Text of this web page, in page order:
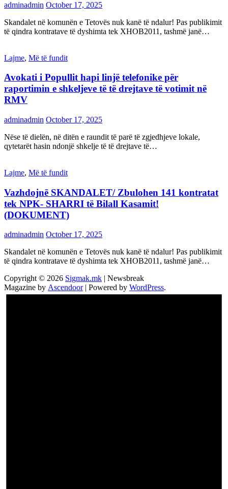
adminadmin October 17, 2025
Skandalet në komunën e Tetovës nuk kanë të ndalur! Pas publikimit
të qindra kontratave të dyshimta tek XHOB2011, tashmë janë…
Lajme, Më të fundit
Avokati i Popullit hapi linjë telefonike për
raportimin e shkeljeve të të drejtave të votimit në
RMV
adminadmin October 17, 2025
Nëse të dielën, në ditën e raundit të parë të zgjedhjeve lokale,
qytetarët hasin ndonjë shkelje të të drejtave të…
Lajme, Më të fundit
Vazhdojnē SKANDALET/ Zbulohen 141 kontratat
tek NPK- SHARRI të Bilall Kasamit!
(DOKUMENT)
adminadmin October 17, 2025
Skandalet në komunën e Tetovës nuk kanë të ndalur! Pas publikimit
të qindra kontratave të dyshimta tek XHOB2011, tashmë janë…
Copyright © 2026 Sigmak.mk | Newsbreak
Magazine by Ascendoor| Powered by WordPress.